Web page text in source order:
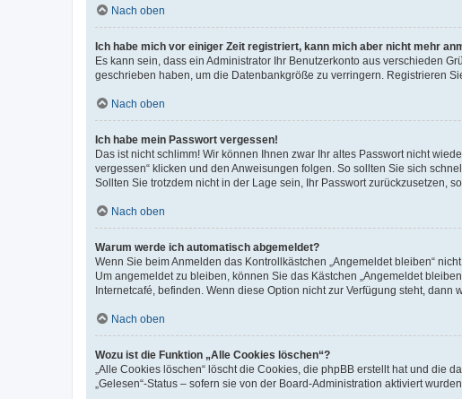
Nach oben
Ich habe mich vor einiger Zeit registriert, kann mich aber nicht mehr
Es kann sein, dass ein Administrator Ihr Benutzerkonto aus verschieden
geschrieben haben, um die Datenbankgröße zu verringern. Registrieren
Nach oben
Ich habe mein Passwort vergessen!
Das ist nicht schlimm! Wir können Ihnen zwar Ihr altes Passwort nicht
vergessen“ klicken und den Anweisungen folgen. So sollten Sie sich
Sollten Sie trotzdem nicht in der Lage sein, Ihr Passwort zurückzusetzen,
Nach oben
Warum werde ich automatisch abgemeldet?
Wenn Sie beim Anmelden das Kontrollkästchen „Angemeldet bleiben“
Um angemeldet zu bleiben, können Sie das Kästchen „Angemeldet
Internetcafé, befinden. Wenn diese Option nicht zur Verfügung steht,
Nach oben
Wozu ist die Funktion „Alle Cookies löschen“?
„Alle Cookies löschen“ löscht die Cookies, die phpBB erstellt hat und
„Gelesen“-Status – sofern sie von der Board-Administration aktiviert